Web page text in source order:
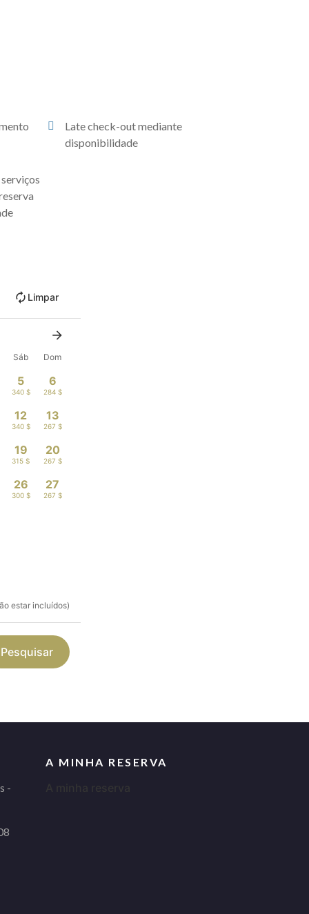
Late check-out mediante
disponibilidade
Limpar
Sáb Dom
5
340 $
6
284 $
12
340 $
13
267 $
19
315 $
20
267 $
26
300 $
27
267 $
estar incluídos)
Pesquisar
-
A MINHA RESERVA